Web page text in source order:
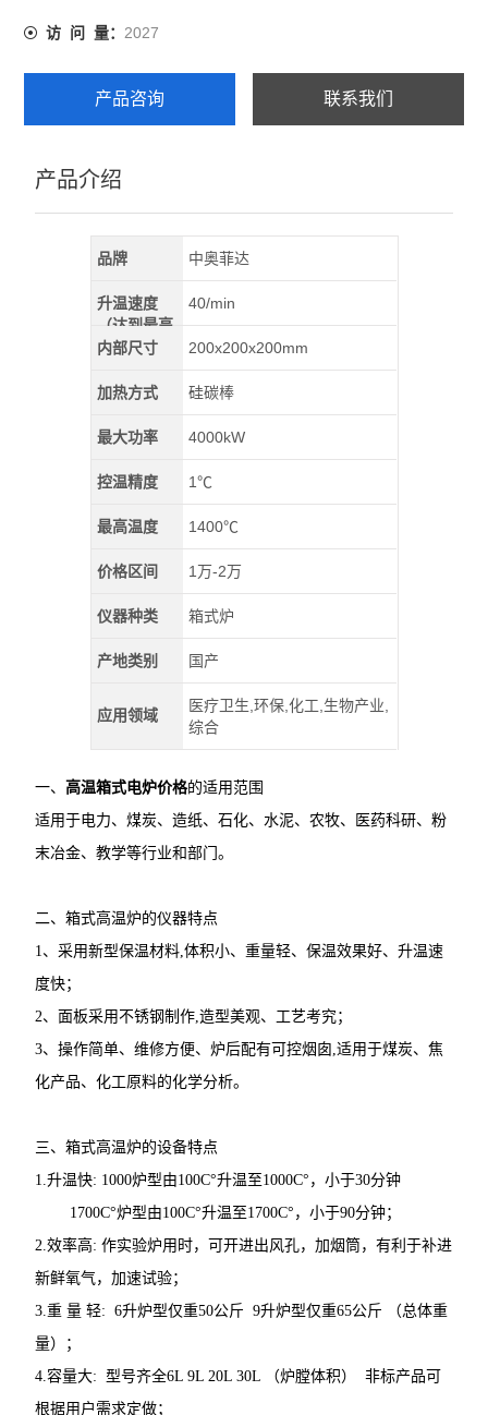
3、操作简单、维修方便、炉后配有可控烟囱,适用于煤炭、
访 问 量：2027
产品咨询 联系我们
产品介绍
品牌 中奥菲达
升温速度
（达到最高
温）
40/min
内部尺寸 200x200x200mm
加热方式 硅碳棒
最大功率 4000kW
控温精度 1℃
最高温度 1400℃
价格区间 1万-2万
仪器种类 箱式炉
产地类别 国产
应用领域
医疗卫生,环保,化工,生物产业,
综合
一、 高温箱式电炉价格的适用范围
适用于电力、煤炭、造纸、石化、水泥、农牧、医药科研、粉
末冶金、教学等行业和部门。
二、箱式高温炉的仪器特点
1、采用新型保温材料,体积小、重量轻、保温效果好、升温速
度快；
2、面板采用不锈钢制作,造型美观、工艺考究；
3、操作简单、维修方便、炉后配有可控烟囱,适用于煤炭、焦
化产品、化工原料的化学分析。
三、箱式高温炉的设备特点
1.升温快: 1000炉型由100C°升温至1000C°，小于30分钟
1700C°炉型由100C°升温至1700C°，小于90分钟；
2.效率高: 作实验炉用时，可开进出风孔，加烟筒，有利于补进
新鲜氧气，加速试验；
3.重 量 轻: 6升炉型仅重50公斤 9升炉型仅重65公斤 （总体重
量）；
4.容量大: 型号齐全6L 9L 20L 30L （炉膛体积） 非标产品可
根据用户需求定做；